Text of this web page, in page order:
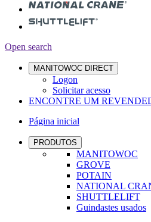
Open search
MANITOWOC DIRECT
Logon
Solicitar acesso
ENCONTRE UM
Página inicial
PRODUTOS
MANITOWOC
GROVE
POTAIN
NATIONAL
SHUTTLELIFT
Guindastes usados